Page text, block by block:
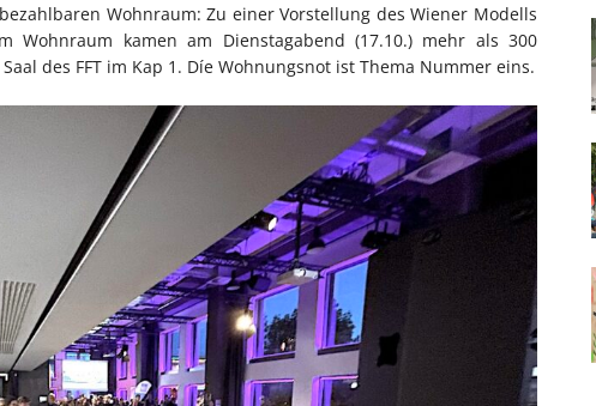
Wohnraum: Zu einer Vorstellung des Wiener Modells
Wohnraum kamen am Dienstagabend (17.10.) mehr als 300
des FFT im Kap 1. Díe Wohnungsnot ist Thema Nummer eins.